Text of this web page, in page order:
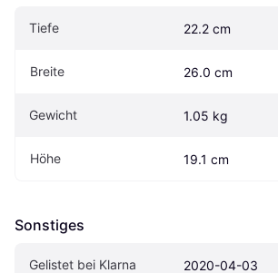
Tiefe 22.2 cm
Breite 26.0 cm
Gewicht 1.05 kg
Höhe 19.1 cm
Sonstiges
Gelistet bei Klarna 2020-04-03